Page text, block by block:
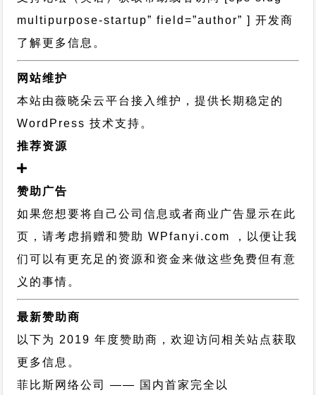
multipurpose-startup” field=”author” ] 开发商
了解更多信息。
网站维护
本站由薇晓朵云平台接入维护，提供长期稳定的
WordPress 技术支持 。
推荐资源
赞助广告
如果您想要将自己公司信息或者商业广告显示在此
页，请考虑捐赠和赞助 WPfanyi.com ，以便让我
们可以有更充足的资源和资金来做这些免费但有意
义的事情。
最新赞助商
以下为 2019 年度赞助商，欢迎访问相关站点获取
更多信息。
菲比斯网络公司
—— 国内首家完全以